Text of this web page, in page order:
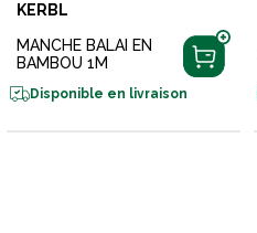
KERBL
MANCHE BALAI EN
BAMBOU 1M
Disponible en livraison